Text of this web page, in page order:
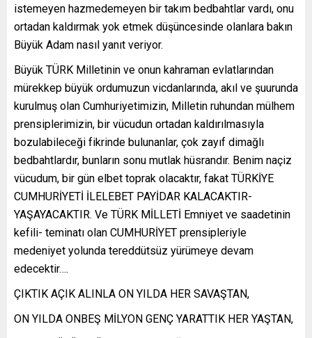
istemeyen hazmedemeyen bir takım bedbahtlar vardı, onu
ortadan kaldırmak yok etmek düşüncesinde olanlara bakın
Büyük Adam nasıl yanıt veriyor.
Büyük TÜRK Milletinin ve onun kahraman evlatlarından
mürekkep büyük ordumuzun vicdanlarında, akıl ve şuurunda
kurulmuş olan Cumhuriyetimizin, Milletin ruhundan mülhem
prensiplerimizin, bir vücudun ortadan kaldırılmasıyla
bozulabileceği fikrinde bulunanlar, çok zayıf dimağlı
bedbahtlardır, bunların sonu mutlak hüsrandır. Benim naçiz
vücudum, bir gün elbet toprak olacaktır, fakat TÜRKİYE
CUMHURİYETİ İLELEBET PAYİDAR KALACAKTIR-
YAŞAYACAKTIR. Ve TÜRK MİLLETİ Emniyet ve saadetinin
kefili- teminatı olan CUMHURİYET prensipleriyle
medeniyet yolunda tereddütsüz yürümeye devam
edecektir….
ÇIKTIK AÇIK ALINLA ON YILDA HER SAVAŞTAN,
ON YILDA ONBEŞ MİLYON GENÇ YARATTIK HER YAŞTAN,